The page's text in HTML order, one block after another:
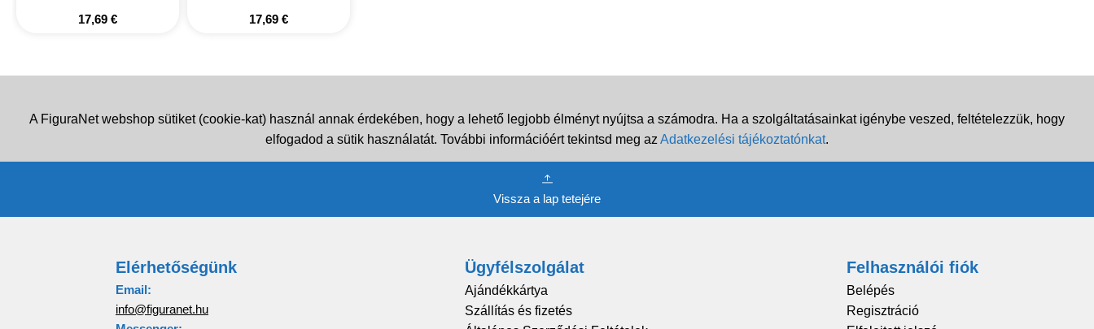
17,69 €
17,69 €
A FiguraNet webshop sütiket (cookie-kat) használ annak érdekében, hogy a lehető legjobb élményt nyújtsa a számodra. Ha a szolgáltatásainkat igénybe veszed, feltételezzük, hogy
elfogadod a sütik használatát. További információért tekintsd meg az Adatkezelési tájékoztatónkat.
Vissza a lap tetejére
Elérhetőségünk
Email:
info@figuranet.hu
Ügyfélszolgálat
Ajándékkártya
Szállítás és fizetés
Felhasználói fiók
Belépés
Regisztráció